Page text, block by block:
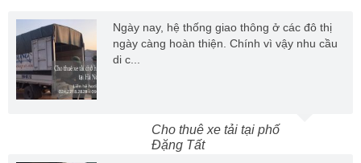
Ngày nay, hệ thống giao thông ở các đô thị
ngày càng hoàn thiện. Chính vì vậy nhu cầu
di c...
Cho thuê xe tải tại phố
Đặng Tất